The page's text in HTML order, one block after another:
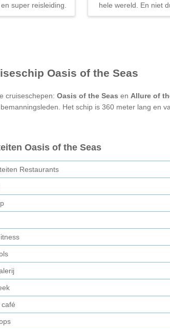
super reisleiding.
hele wereld. En niet
Oasis of the Seas
cruiseschepen: Oasis of the Seas en Allure of
Het schip is 360 meter lang en
Oasis of the Seas
Restaurants